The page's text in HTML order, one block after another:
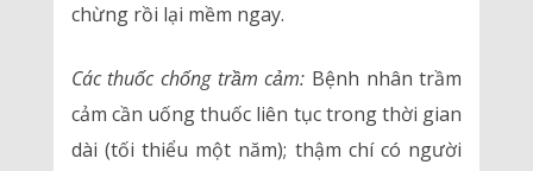
chừng rồi lại mềm ngay.
Các thuốc chống trầm cảm: Bệnh nhân trầm
cảm cần uống thuốc liên tục trong thời gian
dài (tối thiểu một năm); thậm chí có người